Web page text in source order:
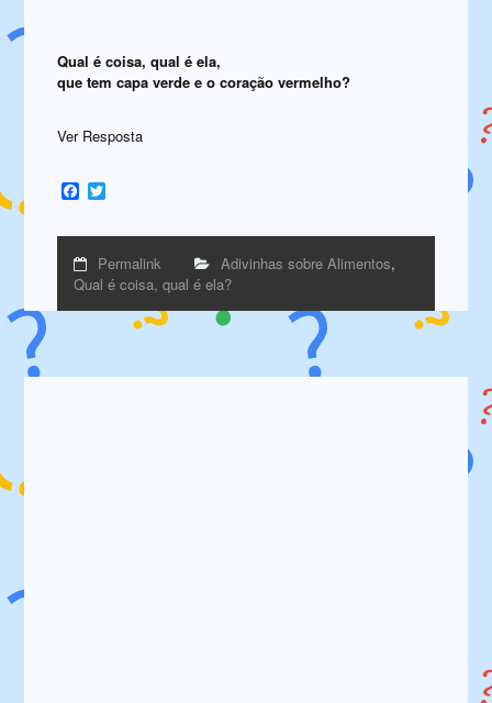
Qual é coisa, qual é ela,
que tem capa verde e o coração vermelho?
Ver Resposta
Facebook
Permalink Adivinhas sobre Alimentos,
Qual é coisa, qual é ela?